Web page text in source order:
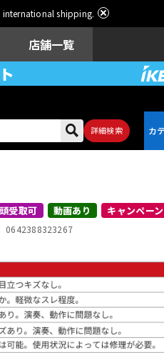
shipping.
店舗一覧
詳細検索
ドラム
配信/ライブ
機器
受取可 動画あり キャンペーン
0642388323267